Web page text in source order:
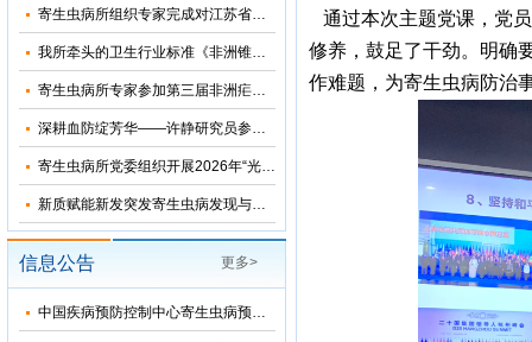
寄生虫病所组织专家完成对江苏省和湖北省2026年疟疾再传播风险评估
我所牵头的卫生行业标准《非洲锥虫病诊断》正式发布
寄生虫病所专家参加第三届非洲疟疾消除国际研讨会并分享中国抗疟经验
深耕血防绽芳华——许静研究员参加2026年“我和我的疾控故事”宣讲会
寄生虫病所党委组织开展2026年“光荣在党50年”纪念章颁发仪式
新质赋能新发突发寄生虫病发现与科研能力提升培训班在苏州成功举办
信息公告 更多>
中国疾病预防控制中心寄生虫病预防控制所（国家热带病研究中心）2026年优秀大学生夏令营活动招收简章
通过本次主题党课，党
修养，鼓足了干劲。明确
作难题，为寄生虫病防治